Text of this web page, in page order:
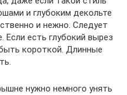
и глубоким декольте
и нежно. Следует
есть глубокий вырез
короткой. Длинные
нужно немного унять